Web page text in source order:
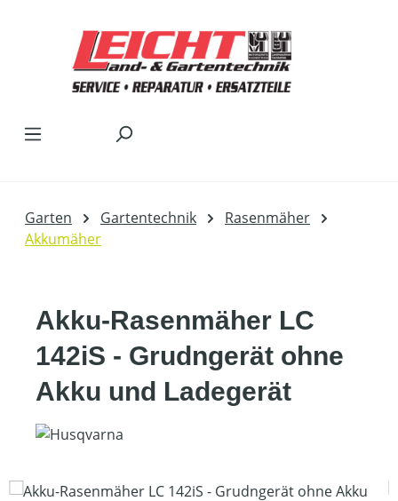
Garten Gartentechnik
Rasenmäher
Akkumäher
Akku-Rasenmäher LC
142iS - Grudngerät ohne
Akku und Ladegerät
Bildergalerie überspringen